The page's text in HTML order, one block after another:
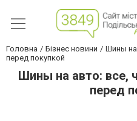
Головна Бізнес новини
Шины на
перед покупкой
Шины на авто: все,
перед